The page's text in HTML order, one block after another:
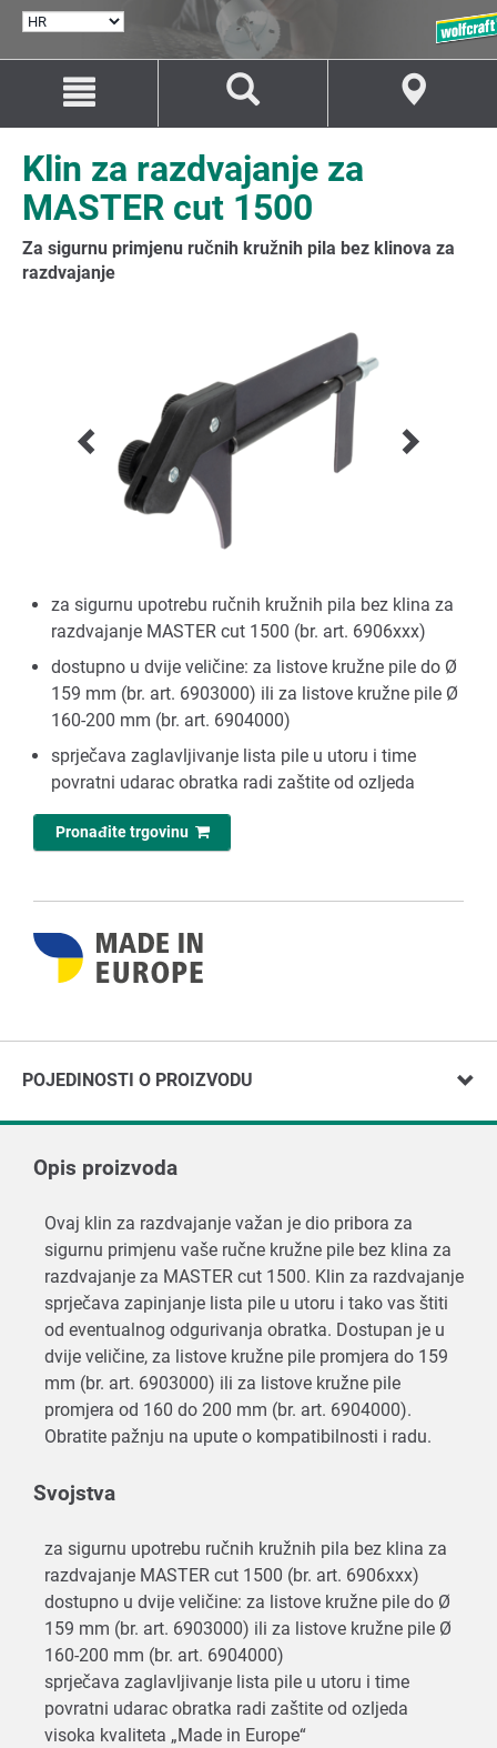
ODABERI
sadržaj
navigaciju
Klin za razdvajanje za
MASTER cut 1500
Za sigurnu primjenu ručnih kružnih pila bez klinova za
razdvajanje
za sigurnu upotrebu ručnih kružnih pila bez klina za
razdvajanje MASTER cut 1500 (br. art. 6906xxx)
dostupno u dvije veličine: za listove kružne pile do Ø
159 mm (br. art. 6903000) ili za listove kružne pile Ø
160-200 mm (br. art. 6904000)
sprječava zaglavljivanje lista pile u utoru i time
povratni udarac obratka radi zaštite od ozljeda
Pronađite trgovinu
POJEDINOSTI O PROIZVODU
Opis proizvoda
Ovaj klin za razdvajanje važan je dio pribora za
sigurnu primjenu vaše ručne kružne pile bez klina za
razdvajanje za MASTER cut 1500. Klin za razdvajanje
sprječava zapinjanje lista pile u utoru i tako vas štiti
od eventualnog odgurivanja obratka. Dostupan je u
dvije veličine, za listove kružne pile promjera do 159
mm (br. art. 6903000) ili za listove kružne pile
promjera od 160 do 200 mm (br. art. 6904000).
Obratite pažnju na upute o kompatibilnosti i radu.
Svojstva
za sigurnu upotrebu ručnih kružnih pila bez klina za
razdvajanje MASTER cut 1500 (br. art. 6906xxx)
dostupno u dvije veličine: za listove kružne pile do Ø
159 mm (br. art. 6903000) ili za listove kružne pile Ø
160-200 mm (br. art. 6904000)
sprječava zaglavljivanje lista pile u utoru i time
povratni udarac obratka radi zaštite od ozljeda
visoka kvaliteta „Made in Europe“